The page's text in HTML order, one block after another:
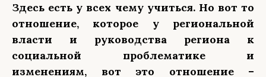
Здесь есть у всех чему учиться. Но вот то
отношение, которое у региональной
власти и руководства региона к
социальной проблематике и
изменениям, вот это отношение –